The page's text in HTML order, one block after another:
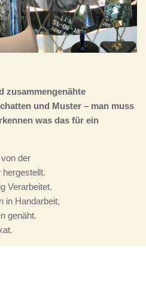
zusammengenähte
und Muster – man muss
was das für ein
der
Verarbeitet.
in Handarbeit,
genäht.